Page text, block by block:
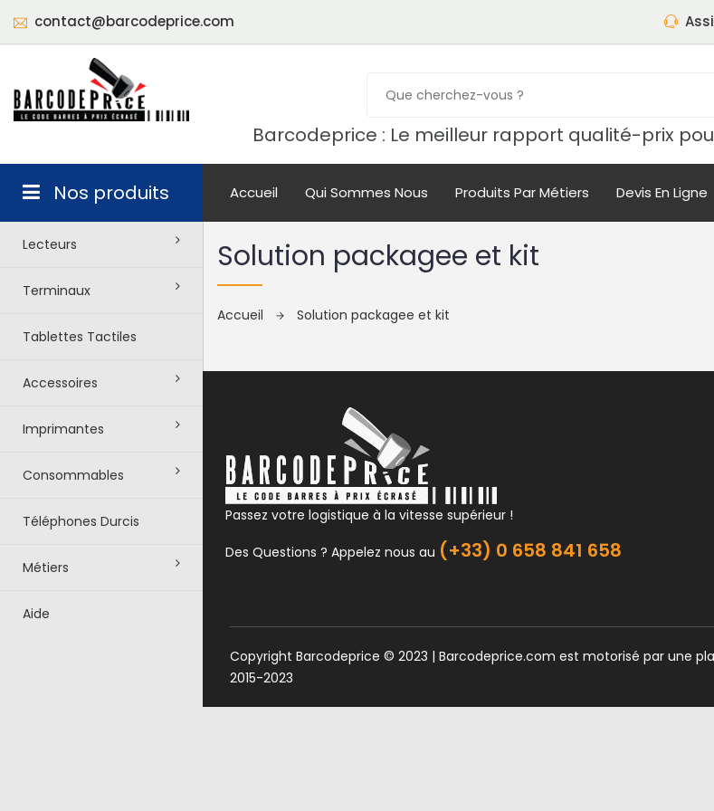
contact@barcodeprice.com
Barcodeprice : Le meilleur rapport qualité-prix
Nos produits
Lecteurs
Terminaux
Tablettes Tactiles
Accessoires
Imprimantes
Consommables
Téléphones Durcis
Métiers
Aide
Accueil Qui Sommes Nous Produits Par Métiers Devis En Ligne
Solution packagee et kit
Accueil Solution packagee et kit
Passez votre logistique à la vitesse supérieur !
Des Questions ? Appelez nous au (+33) 0 658 841 658
Copyright Barcodeprice © 2023 | Barcodeprice.com est motorisé par une
2015-2023